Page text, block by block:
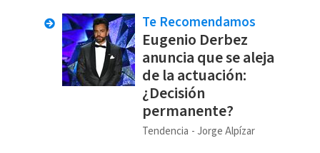
Te Recomendamos
Eugenio Derbez
anuncia que se aleja
de la actuación:
¿Decisión
permanente?
Tendencia Jorge Alpízar